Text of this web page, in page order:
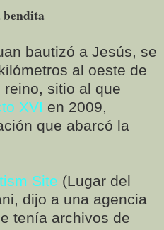
bendita
bautizó a Jesús, se
al oeste de
reino, sitio al que
XVI en 2009,
que abarcó la
Site (Lugar del
dijo a una agencia
tenía archivos de